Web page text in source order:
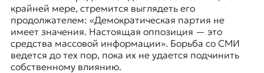
крайней мере, стремится выглядеть его
продолжателем: «Демократическая партия не
имеет значения. Настоящая оппозиция — это
средства массовой информации». Борьба со СМИ
ведется до тех пор, пока их не удается подчинить
собственному влиянию.